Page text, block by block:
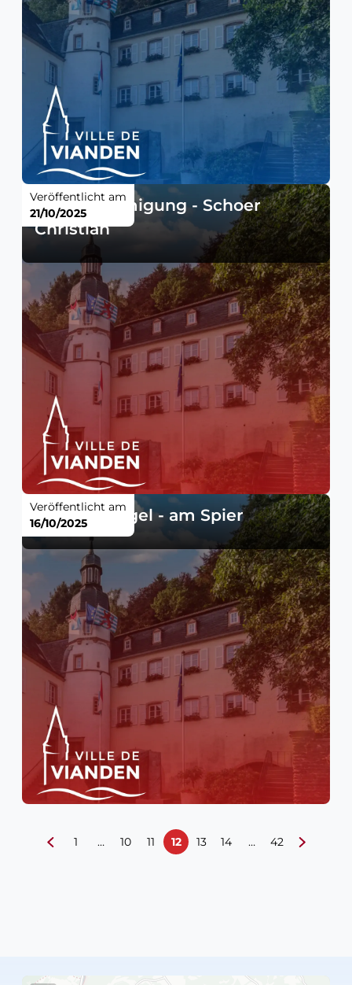
Baugenehmigung - Schoer
Christian
Veröffentlicht am
21/10/2025
Verkehrsregel - am Spier
Veröffentlicht am
16/10/2025
1 … 10 11 12 13 14 … 42